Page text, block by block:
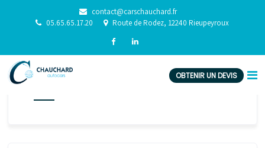
contact@carschauchard.fr
05.65.65.17.20
Route de Rodez, 12240 Rieupeyroux
OBTENIR UN DEVIS